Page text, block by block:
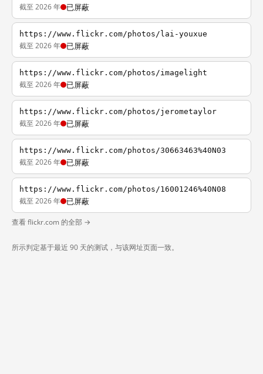
截至 2026 年 已屏蔽
https://www.flickr.com/photos/lai-youxue
截至 2026 年 已屏蔽
https://www.flickr.com/photos/imagelight
截至 2026 年 已屏蔽
https://www.flickr.com/photos/jerometaylor
截至 2026 年 已屏蔽
https://www.flickr.com/photos/30663463%40N03
截至 2026 年 已屏蔽
https://www.flickr.com/photos/16001246%40N08
截至 2026 年 已屏蔽
查看 flickr.com 的全部 →
所示判定基于最近 90 天的测试，与该网址页面一致。